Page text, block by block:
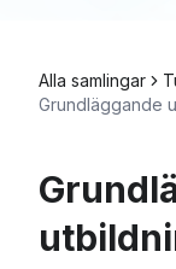
Alla samlingar
Grundläggande